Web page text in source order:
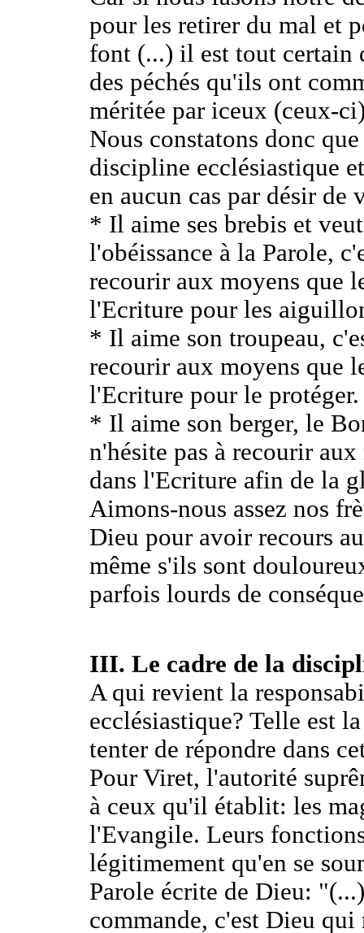
pour les retirer du mal et
font (...) il est tout certain
des péchés qu'ils ont
méritée par iceux (ceux-
Nous constatons donc
discipline ecclésiastique
en aucun cas par désir de
* Il aime ses brebis et
l'obéissance à la Parole,
recourir aux moyens que
l'Ecriture pour les
* Il aime son troupeau,
recourir aux moyens que
l'Ecriture pour le protéger.
* Il aime son berger, le
n'hésite pas à recourir
dans l'Ecriture afin de la
Aimons-nous assez nos
Dieu pour avoir recours
même s'ils sont
parfois lourds de
III. Le cadre de la
A qui revient la
ecclésiastique? Telle est
tenter de répondre dans
Pour Viret, l'autorité
à ceux qu'il établit: les
l'Evangile. Leurs
légitimement qu'en se
Parole écrite de Dieu:
commande, c'est Dieu qui